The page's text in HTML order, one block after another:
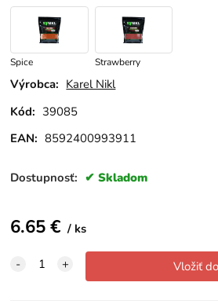
Spice Strawberry
Výrobca: Karel Nikl
Kód: 39085
EAN: 8592400993911
Dostupnosť: Skladom
6.65€ ks